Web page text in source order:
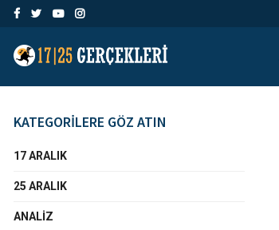
KATEGORİLERE GÖZ ATIN
17 ARALIK
25 ARALIK
ANALIZ